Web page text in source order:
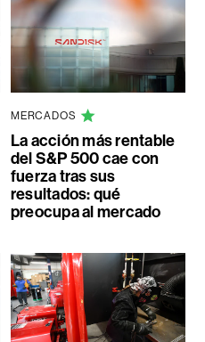
MERCADOS
La acción más rentable
del S&P 500 cae con
fuerza tras sus
resultados: qué
preocupa al mercado